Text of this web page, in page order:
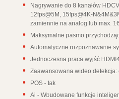
Nagrywanie do 8 kanałów
12fps@5M, 15fps@4K-
zamiennie na analog lub max.
Maksymalne pasmo
Automatyczne rozpoznawanie
Jednoczesna praca wyjść
Zaawansowana wideo detekcja:
POS - tak
Ai - Wbudowane funkcje